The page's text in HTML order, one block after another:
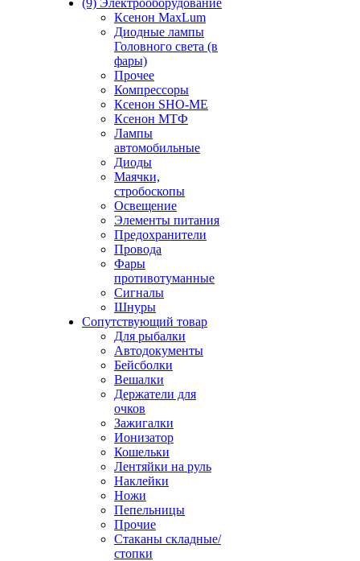
(9) Электрооборудование
Ксенон MaxLum
Диодные лампы
Головного света (в
фары)
Прочее
Компрессоры
Ксенон SHO-ME
Ксенон МТФ
Лампы
автомобильные
Диоды
Маячки,
стробоскопы
Освещение
Элементы питания
Предохранители
Провода
Фары
противотуманные
Сигналы
Шнуры
Сопутствующий товар
Для рыбалки
Автодокументы
Бейсболки
Вешалки
Держатели для
очков
Зажигалки
Ионизатор
Кошельки
Лентяйки на руль
Наклейки
Ножи
Пепельницы
Прочие
Стаканы складные/
стопки